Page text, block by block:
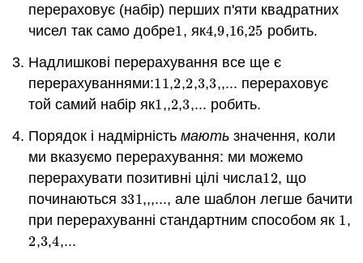
перераховує (набір) перших п'яти квадратних
чисел так само добре1
1, як4
4,9
9,16
16,25
25 робить.
Надлишкові перерахування все ще є
перерахуваннями:1
11
1,2
2,2
2,3
3,3
3,,... перераховує
той самий набір як1
1,,2
2,3
3,... робить.
Порядок і надмірністьмають значення, коли
ми вказуємо перерахування: ми можемо
перерахувати позитивні цілі числа1
12
2, що
починаються з3
31
1,,,..., але шаблон легше бачити
при перерахуванні стандартним способом як 1
1,
2
2,3
3,4
4,...